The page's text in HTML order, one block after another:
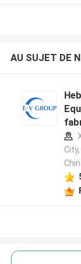
AU SUJET DE